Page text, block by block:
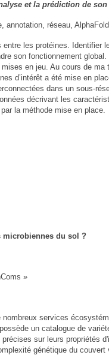
et la prédiction de
annotation, réseau, AlphaFold
les protéines. Identifier
son fonctionnement
en jeu. Au cours de ma
d’intérêt a été mise en
dans un sous-
décrivant les
la méthode mise en place.
microbiennes du sol ?
»
services
possède un catalogue de
sur leurs propriétés
génétique du